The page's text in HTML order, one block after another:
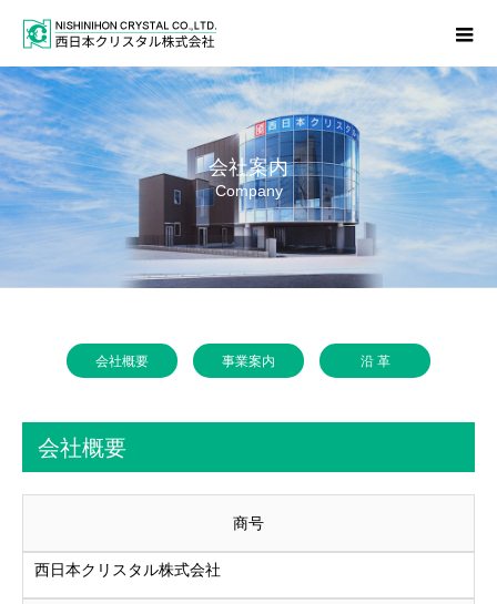
会社案内
Company
会社概要 事業案内 沿 革
会社概要
商号
西日本クリスタル株式会社